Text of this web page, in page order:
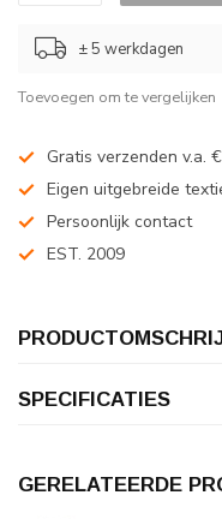
± 5 werkdagen
Toevoegen om te vergelijken
Gratis verzenden v.a.
Eigen uitgebreide
Persoonlijk contact
EST. 2009
SPECIFICATIES
GERELATEERDE